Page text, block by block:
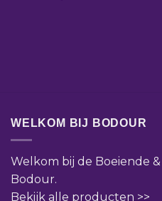
WELKOM BIJ BODOUR
Welkom bij de Boeiende
Bodour.
Bekijk alle producten >>